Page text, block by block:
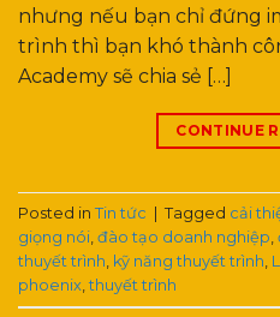
nhưng nếu bạn chỉ đứng
trình thì bạn khó thành
Academy sẽ chia sẻ […]
CONTINUE
Posted in Tin tức | Tagged cải
giọng nói đào tạo doanh nghiệp
thuyết trình kỹ năng thuyết trình
phoenix ,thuyết trình